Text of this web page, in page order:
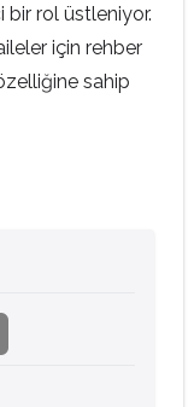
bir rol üstleniyor.
için rehber
sahip